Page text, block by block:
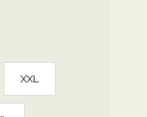
XXL